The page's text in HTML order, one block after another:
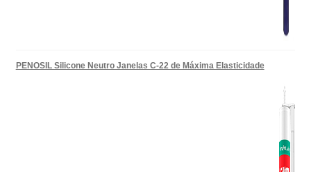
PENOSIL Silicone Neutro Janelas C-22 de Máxima Elasticidade